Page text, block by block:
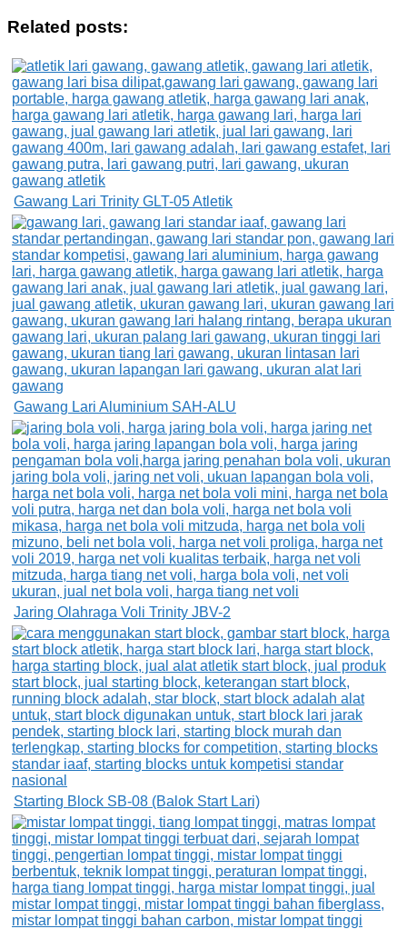
Related posts:
Gawang Lari Trinity GLT-05 Atletik
Gawang Lari Aluminium SAH-ALU
Jaring Olahraga Voli Trinity JBV-2
Starting Block SB-08 (Balok Start Lari)